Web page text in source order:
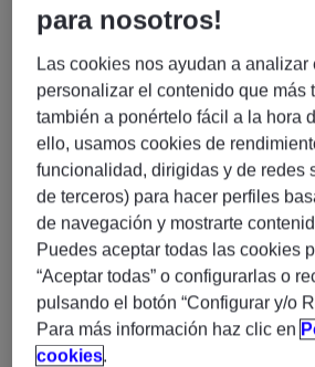
🏦Sector: Banca / Financial
🎯
Buscamos un/aApplication
.NETpara incorporarse alDominio
de Tools, dentro de laVertical de
entorno bancario de primer nivel.
posición clave, con impacto directo
evolución de soluciones críticas
🔧 ¿Cuál será tu rol?
Diseño y evolución de
aplicaciones .NET
para nosotros!
Las cookies nos ayudan a analizar
personalizar el contenido que más
también a ponértelo fácil a la hora
ello, usamos cookies de
funcionalidad, dirigidas y de redes
de terceros) para hacer perfiles
de navegación y mostrarte
Puedes aceptar todas las cookies
“Aceptar todas” o configurarlas o
pulsando el botón “Configurar y/o
Para más información haz clic en
cookies.